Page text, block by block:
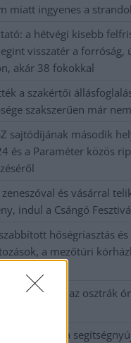
miatt ingyenes a
a hétvégi kisebb
visszatér a forróság,
akár 38 fokokkal
a szakértői
szakszerűen már
sajtódíjának második
és a Paraméter közös
zeneszóval és vásárral
indul a Csángó
hőségriasztás és
a mezőtúri
működését az osztrák
torkollott a